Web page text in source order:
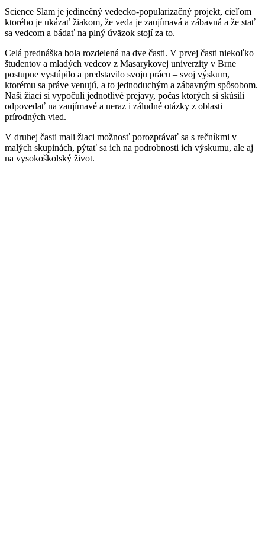
Science Slam je jedinečný vedecko-popularizačný projekt, cieľom
ktorého je ukázať žiakom, že veda je zaujímavá a zábavná a že stať
sa vedcom a bádať na plný úväzok stojí za to.
Celá prednáška bola rozdelená na dve časti. V prvej časti niekoľko
študentov a mladých vedcov z Masarykovej univerzity v Brne
postupne vystúpilo a predstavilo svoju prácu – svoj výskum,
ktorému sa práve venujú, a to jednoduchým a zábavným spôsobom.
Naši žiaci si vypočuli jednotlivé prejavy, počas ktorých si skúsili
odpovedať na zaujímavé a neraz i záludné otázky z oblasti
prírodných vied.
V druhej časti mali žiaci možnosť porozprávať sa s rečníkmi v
malých skupinách, pýtať sa ich na podrobnosti ich výskumu, ale aj
na vysokoškolský život.